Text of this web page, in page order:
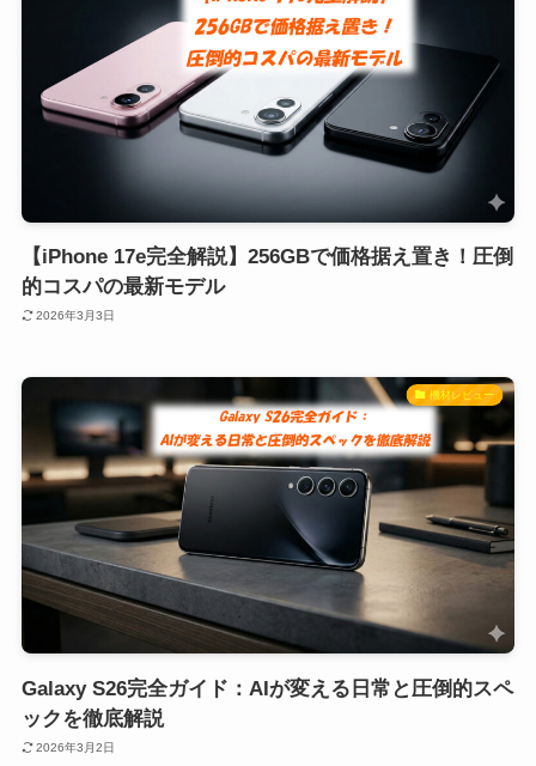
【iPhone 17e完全解説】256GBで価格据え置き！圧倒
的コスパの最新モデル
2026年3月3日
機材レビュー
Galaxy S26完全ガイド：AIが変える日常と圧倒的スペ
ックを徹底解説
2026年3月2日